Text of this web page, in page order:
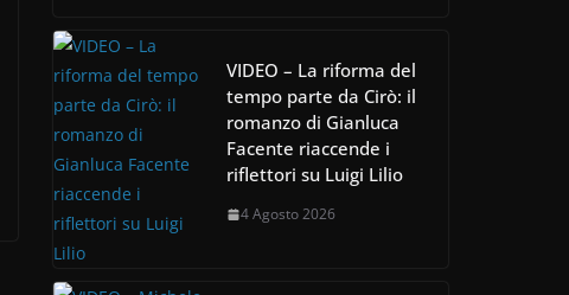
VIDEO – La riforma del
tempo parte da Cirò: il
romanzo di Gianluca
Facente riaccende i
riflettori su Luigi Lilio
4 Agosto 2026